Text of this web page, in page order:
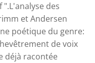
des
et Andersen
poétique du genre:
de voix
déjà racontée